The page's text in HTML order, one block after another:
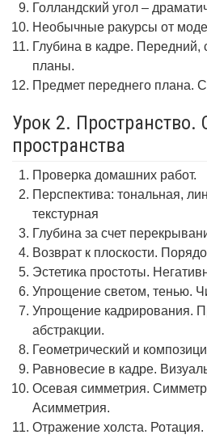
Голландский угол –
Необычные ракурсы от
Глубина в кадре. Передний,
планы.
Предмет переднего плана.
Урок 2. Пространство.
пространства
Проверка домашних работ.
Перспектива: тональная,
текстурная
Глубина за счет
Возврат к плоскости.
Эстетика простоты.
Упрощение светом, тенью.
Упрощение кадрирования.
абстракции.
Геометрический и
Равновесие в кадре.
Осевая симметрия.
Асимметрия.
Отражение холста. Ротация.